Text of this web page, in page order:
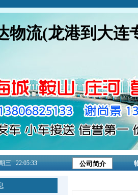
物流(龙港到大连
三 22:05:33 公司简介